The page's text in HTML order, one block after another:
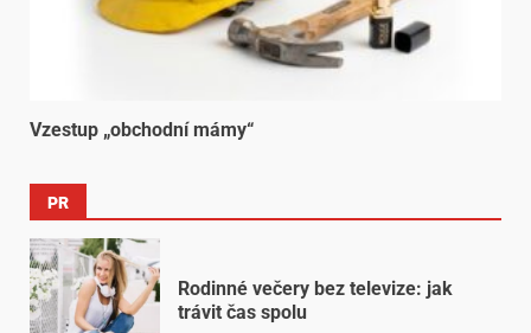
Vzestup „obchodní mámy“
PR
Rodinné večery bez televize: jak
trávit čas spolu